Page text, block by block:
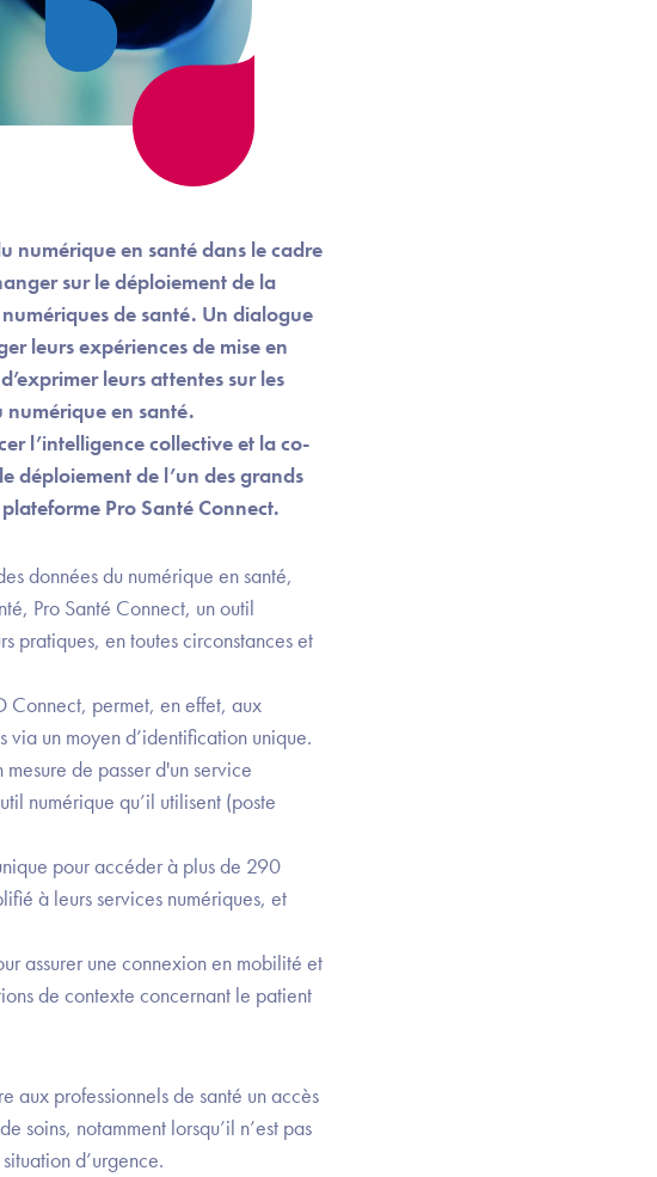
numérique en santé dans le cadre
sur le déploiement de la
de santé. Un dialogue
leurs expériences de mise en
leurs attentes sur les
en santé.
l’intelligence collective et la co-
déploiement de l’un des grands
Pro Santé Connect.
données du numérique en santé,
Pro Santé Connect, un outil
pratiques, en toutes circonstances et
Connect, permet, en effet, aux
via un moyen d’identification unique.
de passer d'un service
numérique qu’il utilisent (poste
pour accéder à plus de 290
à leurs services numériques, et
assurer une connexion en mobilité et
de contexte concernant le patient
aux professionnels de santé un accès
soins, notamment lorsqu’il n’est pas
d’urgence.